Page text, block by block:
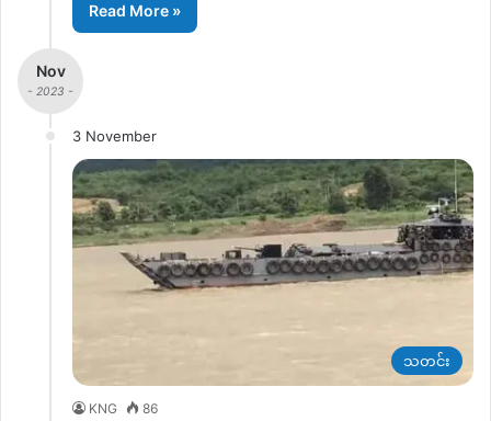
Read More »
Nov
- 2023 -
3 November
သတင်း
KNG 86